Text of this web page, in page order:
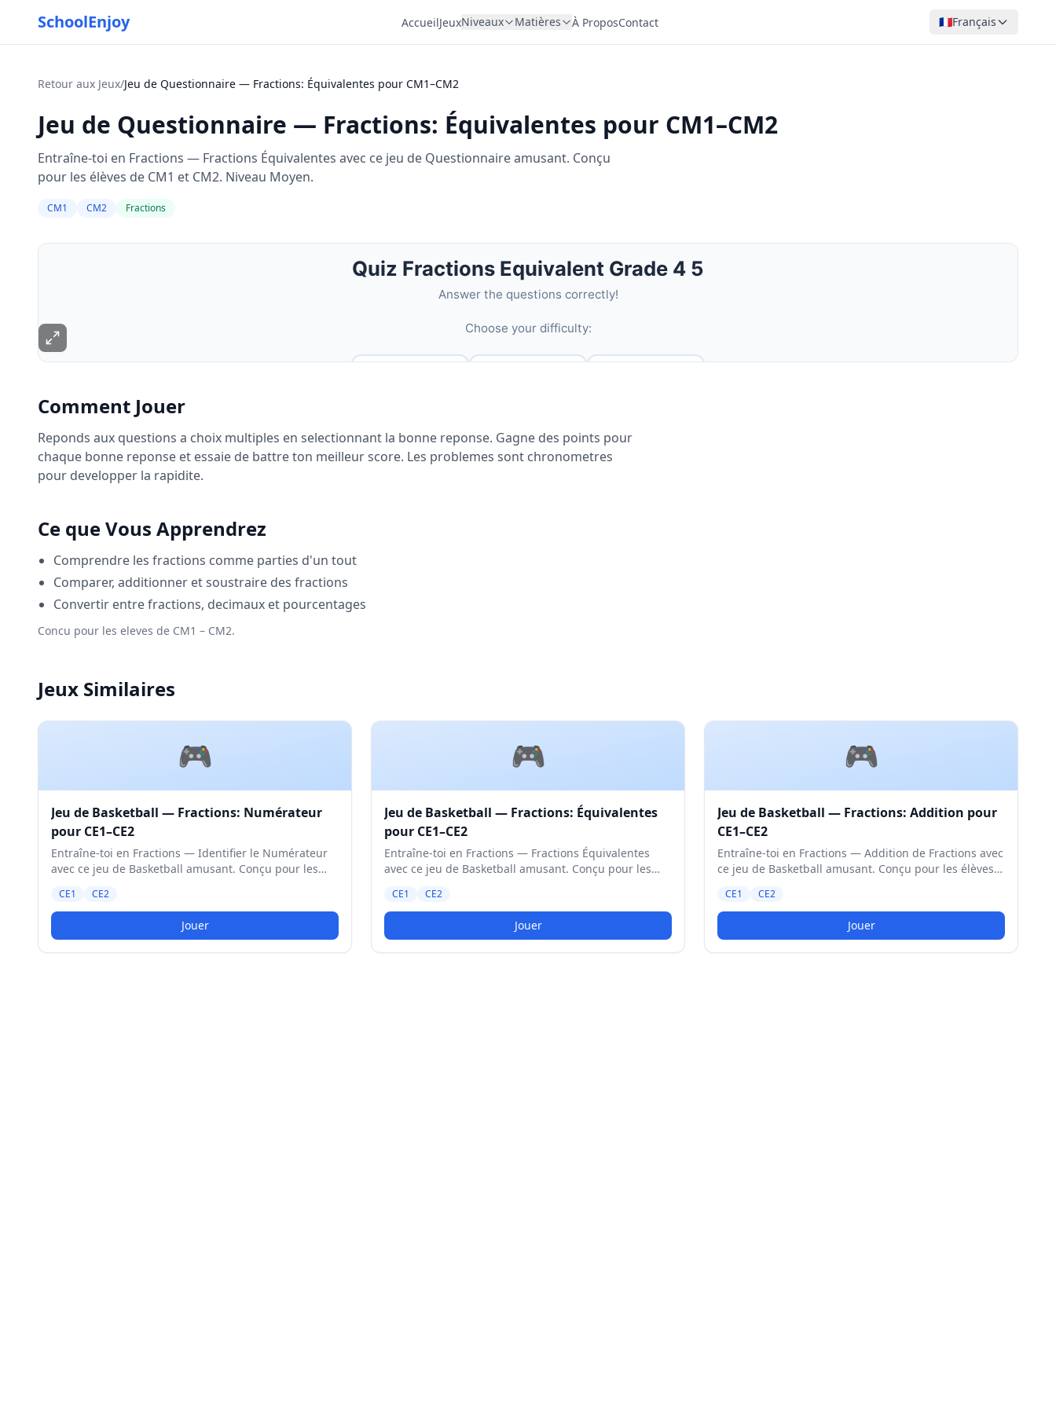
SchoolEnjoy AccueilJeuxNiveaux Matières À ProposContact 🇫🇷Français
Retour aux Jeux/Jeu de Questionnaire — Fractions: Équivalentes pour CM1–CM2
Jeu de Questionnaire — Fractions: Équivalentes pour CM1–CM2
Entraîne-toi en Fractions — Fractions Équivalentes avec ce jeu de Questionnaire amusant. Conçu
pour les élèves de CM1 et CM2. Niveau Moyen.
CM1 CM2 Fractions
Comment Jouer
Reponds aux questions a choix multiples en selectionnant la bonne reponse. Gagne des points pour
chaque bonne reponse et essaie de battre ton meilleur score. Les problemes sont chronometres
pour developper la rapidite.
Ce que Vous Apprendrez
Comprendre les fractions comme parties d'un tout
Comparer, additionner et soustraire des fractions
Convertir entre fractions, decimaux et pourcentages
Concu pour les eleves de CM1 – CM2.
Jeux Similaires
🎮
Jeu de Basketball — Fractions: Numérateur
pour CE1–CE2
Entraîne-toi en Fractions — Identifier le Numérateur
avec ce jeu de Basketball amusant. Conçu pour les
CE1 CE2
Jouer
🎮
Jeu de Basketball — Fractions: Équivalentes
pour CE1–CE2
Entraîne-toi en Fractions — Fractions Équivalentes
avec ce jeu de Basketball amusant. Conçu pour les
CE1 CE2
Jouer
🎮
Jeu de Basketball — Fractions: Addition pour
CE1–CE2
Entraîne-toi en Fractions — Addition de Fractions avec
ce jeu de Basketball amusant. Conçu pour les élèves
CE1 CE2
Jouer